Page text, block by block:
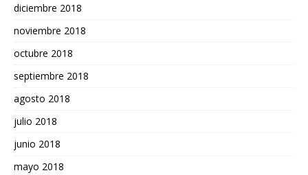
diciembre 2018
noviembre 2018
octubre 2018
septiembre 2018
agosto 2018
julio 2018
junio 2018
mayo 2018